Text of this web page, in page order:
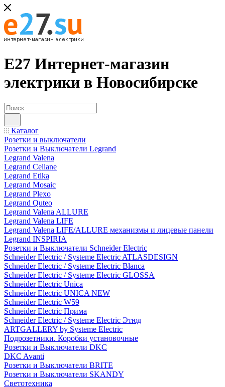
Е27 Интернет-магазин
электрики в Новосибирске
Каталог
Розетки и выключатели
Розетки и Выключатели Legrand
Legrand Valena
Legrand Celiane
Legrand Etika
Legrand Mosaic
Legrand Plexo
Legrand Quteo
Legrand Valena ALLURE
Legrand Valena LIFE
Legrand Valena LIFE/ALLURE механизмы и лицевые панели
Legrand INSPIRIA
Розетки и Выключатели Schneider Electric
Schneider Electric / Systeme Electric ATLASDESIGN
Schneider Electric / Systeme Electric Blanca
Schneider Electric / Systeme Electric GLOSSA
Schneider Electric Unica
Schneider Electric UNICA NEW
Schneider Electric W59
Schneider Electric Прима
Schneider Electric / Systeme Electric Этюд
ARTGALLERY by Systeme Electric
Подрозетники. Коробки установочные
Розетки и Выключатели DKC
DKC Avanti
Розетки и Выключатели BRITE
Розетки и Выключатели SKANDY
Светотехника